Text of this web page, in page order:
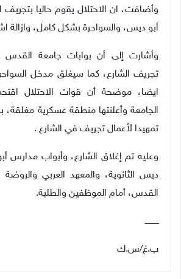
وأضافت، ان الاحتلال يقوم حاليا بتجريف
أبو ديس، والسواحرة بشكل كامل، وازالة
وأشارت إلى أن بوابات جامعة
تجريف الشارع، كما سيغلق مدخل
ايضا،
قوات الاحتلال
الجامعة وأعلنتها منطقة عسكرية مغلقة،
تمهيدا لأعمال تجريف في الشارع .
وعليه تم إغلاق الشارع، وأبواب مدارس
ديس الثانوية، والمعهد العربي
القدس، أمام الموظفين والطلبة.
ـــــــــــ
ب.غ/س.ك